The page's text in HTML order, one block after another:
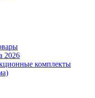
2026
комплекты